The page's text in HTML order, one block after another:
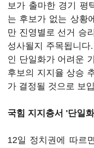
보가 출마한 경기 평
는 후보가 없는 상황
만 진영별로 선거 승
성사될지 주목됩니
인 단일화가 어려운
후보의 지지율 상승
가 결정될 것으로 보
국힘 지지층서 '단일
12일 정치권에 따르